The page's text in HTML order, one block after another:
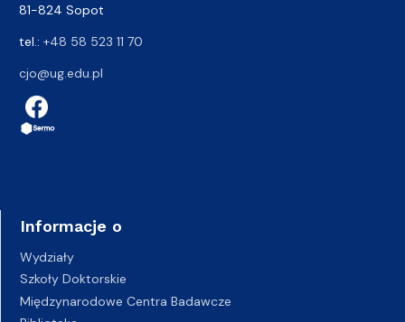
81-824 Sopot
tel.: +48 58 523 11 70
cjo@ug.edu.pl
Informacje o
Wydziały
Szkoły Doktorskie
Międzynarodowe Centra Badawcze